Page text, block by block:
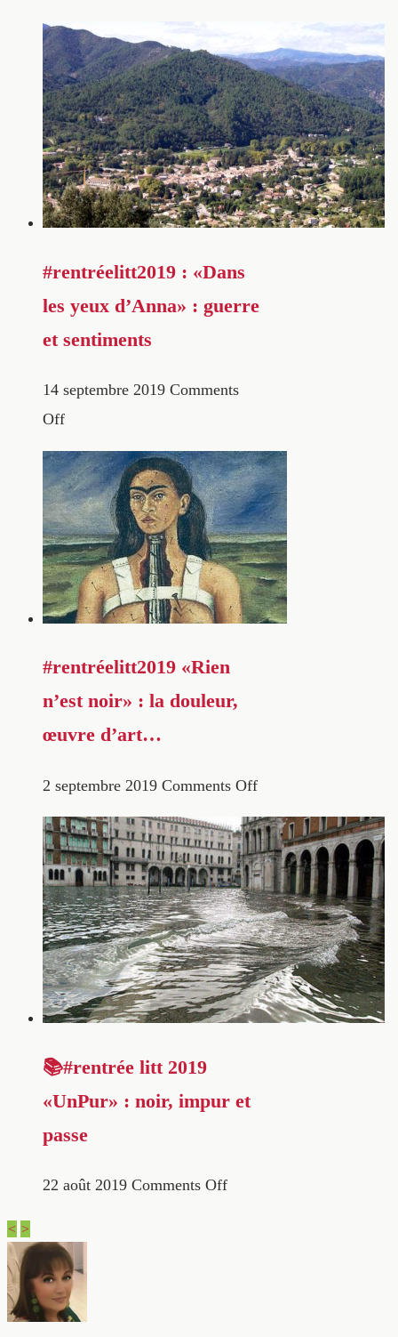
#rentréelitt2019 : «Dans
les yeux d’Anna» : guerre
et sentiments
14 septembre 2019 Comments
Off
#rentréelitt2019 «Rien
n’est noir» : la douleur,
œuvre d’art…
2 septembre 2019 Comments Off
📚#rentrée litt 2019
«UnPur» : noir, impur et
passe
22 août 2019 Comments Off
< >